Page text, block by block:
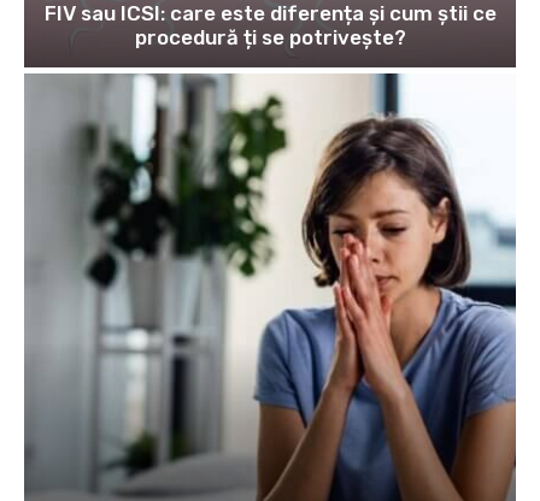
FIV sau ICSI: care este diferența și cum știi ce
procedură ți se potrivește?